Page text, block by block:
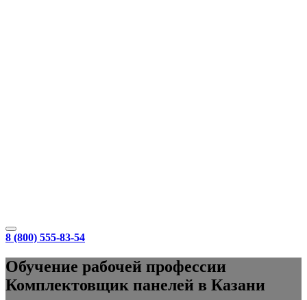
8 (800) 555-83-54
Обучение рабочей профессии
Комплектовщик панелей в Казани